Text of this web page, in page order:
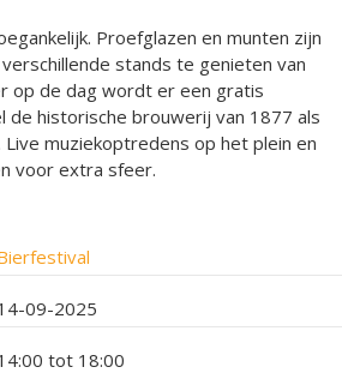
Proefglazen en munten zijn
stands te genieten van
op de dag wordt er een gratis
de historische brouwerij van 1877 als
muziekoptredens op het plein en
voor extra sfeer.
09-2025
tot 18:00